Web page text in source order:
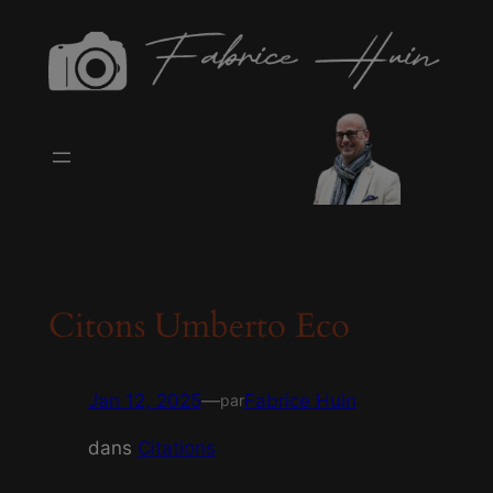
contenu
Citons Umberto Eco
Jan 12, 2025—parFabrice Huin
dans Citations